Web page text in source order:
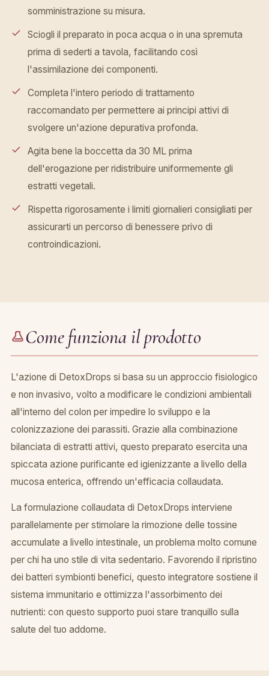
somministrazione su misura.
Sciogli il preparato in poca acqua o in una spremuta
prima di sederti a tavola, facilitando così
l'assimilazione dei componenti.
Completa l'intero periodo di trattamento
raccomandato per permettere ai principi attivi di
svolgere un'azione depurativa profonda.
Agita bene la boccetta da 30 ML prima
dell'erogazione per ridistribuire uniformemente gli
estratti vegetali.
Rispetta rigorosamente i limiti giornalieri consigliati per
assicurarti un percorso di benessere privo di
controindicazioni.
Come funziona il prodotto
L'azione di DetoxDrops si basa su un approccio fisiologico
e non invasivo, volto a modificare le condizioni ambientali
all'interno del colon per impedire lo sviluppo e la
colonizzazione dei parassiti. Grazie alla combinazione
bilanciata di estratti attivi, questo preparato esercita una
spiccata azione purificante ed igienizzante a livello della
mucosa enterica, offrendo un'efficacia collaudata.
La formulazione collaudata di DetoxDrops interviene
parallelamente per stimolare la rimozione delle tossine
accumulate a livello intestinale, un problema molto comune
per chi ha uno stile di vita sedentario. Favorendo il ripristino
dei batteri symbionti benefici, questo integratore sostiene il
sistema immunitario e ottimizza l'assorbimento dei
nutrienti: con questo supporto puoi stare tranquillo sulla
salute del tuo addome.